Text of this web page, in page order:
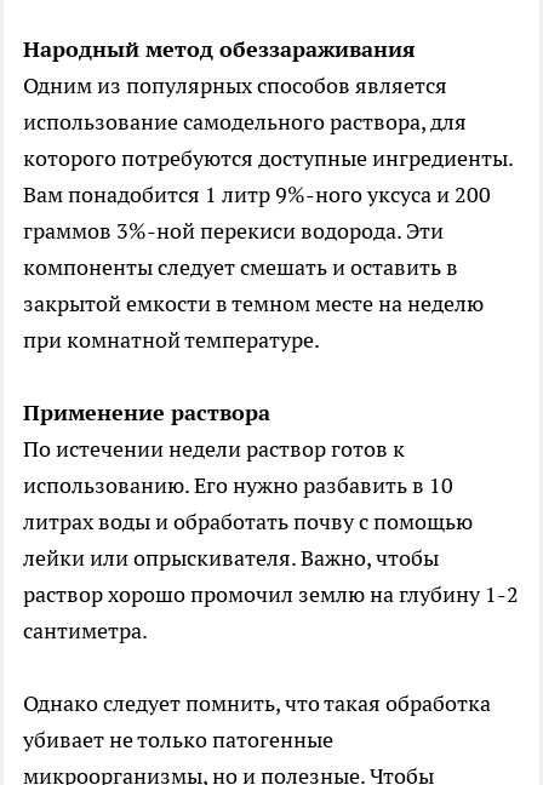
Народный метод обеззараживания
Одним из популярных способов является
использование самодельного раствора, для
которого потребуются доступные ингредиенты.
Вам понадобится 1 литр 9%-ного уксуса и 200
граммов 3%-ной перекиси водорода. Эти
компоненты следует смешать и оставить в
закрытой емкости в темном месте на неделю
при комнатной температуре.
Применение раствора
По истечении недели раствор готов к
использованию. Его нужно разбавить в 10
литрах воды и обработать почву с помощью
лейки или опрыскивателя. Важно, чтобы
раствор хорошо промочил землю на глубину 1-2
сантиметра.
Однако следует помнить, что такая обработка
убивает не только патогенные
микроорганизмы, но и полезные. Чтобы